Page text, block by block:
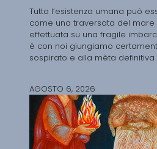
Tutta l’esistenza umana può
come una traversata del
effettuata su una fragile
è con noi giungiamo
sospirato e alla mèta
AGOSTO 6, 2026